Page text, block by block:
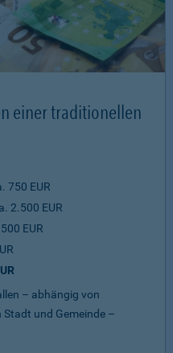
einer traditionellen
750 EUR
2.500 EUR
EUR
– abhängig von
Stadt und Gemeinde –